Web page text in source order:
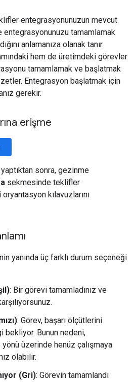
entegrasyonunuzun mevcut
entegrasyonunuzu tamamlamak
anlamanıza olanak tanır.
hem de üretimdeki görevler
tamamlamak ve başlatmak
Entegrasyon başlatmak için
gerekir.
erişme
sonra, gezinme
sekmesinde teklifler
kılavuzlarını
yanında üç farklı durum seçeneği
: Bir görevi tamamladınız ve
: Görev, başarı ölçütlerini
bekliyor. Bunun nedeni,
üzerinde henüz çalışmaya
olabilir.
(Gri): Görevin tamamlandı